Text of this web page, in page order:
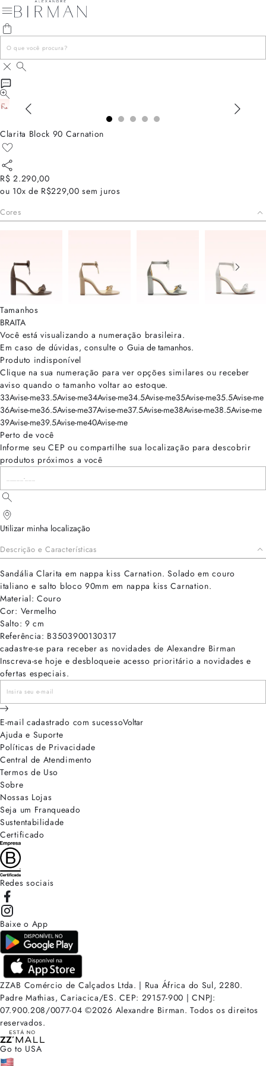
Clarita Block 90 Carnation
R$ 2.290,00
ou 10x de R$229,00 sem juros
Cores
Tamanhos
BRAITA
Você está visualizando a numeração brasileira.
Em caso de dúvidas, consulte o Guia de tamanhos.
Produto indisponível
Clique na sua numeração para ver opções similares ou receber
aviso quando o tamanho voltar ao estoque.
33Avise-me33.5Avise-me34Avise-me34.5Avise-me35Avise-me35.5Avise-me
36Avise-me36.5Avise-me37Avise-me37.5Avise-me38Avise-me38.5Avise-me
39Avise-me39.5Avise-me40Avise-me
Perto de você
Informe seu CEP ou compartilhe sua localização para descobrir
produtos próximos a você
Utilizar minha localização
Descrição e Características
Sandália Clarita em nappa kiss Carnation. Solado em couro
italiano e salto bloco 90mm em nappa kiss Carnation.
Material: Couro
Cor: Vermelho
Salto: 9 cm
Referência: B3503900130317
cadastre-se para receber as novidades de Alexandre Birman
Inscreva-se hoje e desbloqueie acesso prioritário a novidades e
ofertas especiais.
E-mail cadastrado com sucessoVoltar
Ajuda e Suporte
Políticas de Privacidade
Central de Atendimento
Termos de Uso
Sobre
Nossas Lojas
Seja um Franqueado
Sustentabilidade
Certificado
Redes sociais
Baixe o App
ZZAB Comércio de Calçados Ltda. | Rua África do Sul, 2280.
Padre Mathias, Cariacica/ES. CEP: 29157-900 | CNPJ:
07.900.208/0077-04 ©2026 Alexandre Birman. Todos os direitos
reservados.
Go to USA